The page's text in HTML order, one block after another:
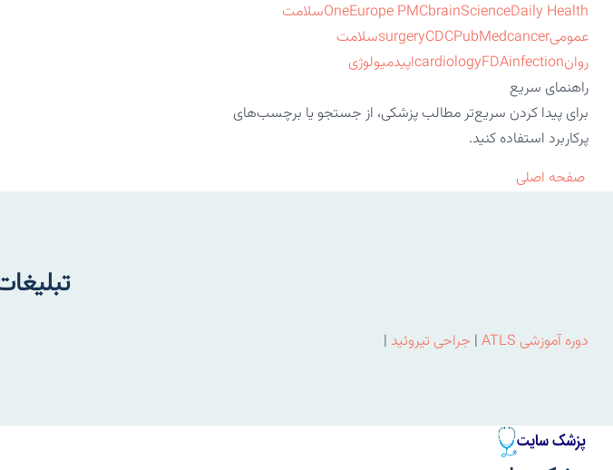
OneEurope PMCbrainScienceDaily Health
سلامت
عمومی
surgeryCDCPubMedcancer
سلامت
روان
cardiologyFDAinfection
اپیدمیولوژی
راهنمای سریع
برای پیدا کردن سریع‌تر مطالب پزشکی، از جستجو یا برچسب‌های
پرکاربرد استفاده کنید.
صفحه اصلی
دوره آموزشی ATLS | جراحی تیروئید |